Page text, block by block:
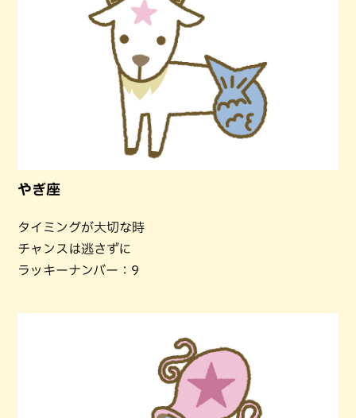
やぎ座
タイミングが大切な時
チャンスは逃さずに
ラッキーナンバー：9